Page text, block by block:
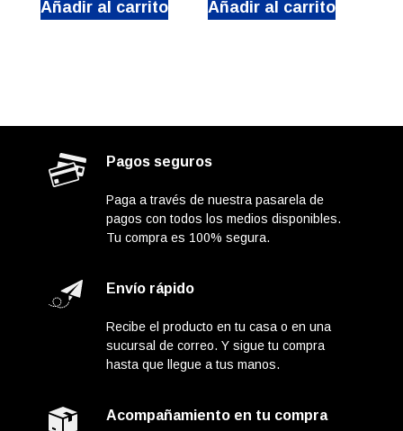
Añadir al carrito Añadir al carrito
Pagos seguros
Paga a través de nuestra pasarela de
pagos con todos los medios disponibles.
Tu compra es 100% segura.
Envío rápido
Recibe el producto en tu casa o en una
sucursal de correo. Y sigue tu compra
hasta que llegue a tus manos.
Acompañamiento en tu compra